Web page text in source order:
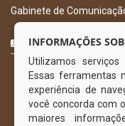
Gabinete de
CURTA NOSSA
INFORMAÇÕES
Utilizamos
Essas ferramentas
experiência de
você concorda com
maiores